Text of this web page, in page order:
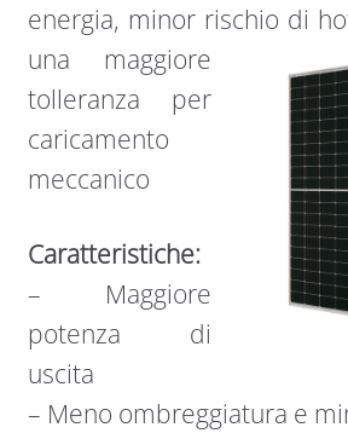
energia, minor rischio di
una maggiore
tolleranza per
caricamento
meccanico
Caratteristiche:
– Maggiore
potenza di
uscita
– Meno ombreggiatura e